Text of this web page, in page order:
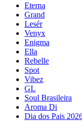
Eterna
Grand
Lesér
Venyx
Enigma
Ella
Rebelle
Spot
Vibez
GL
Soul Brasileira
Aroma Di
Dia dos Pais